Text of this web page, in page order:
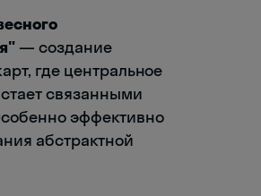
— создание
где центральное
связанными
эффективно
абстрактной